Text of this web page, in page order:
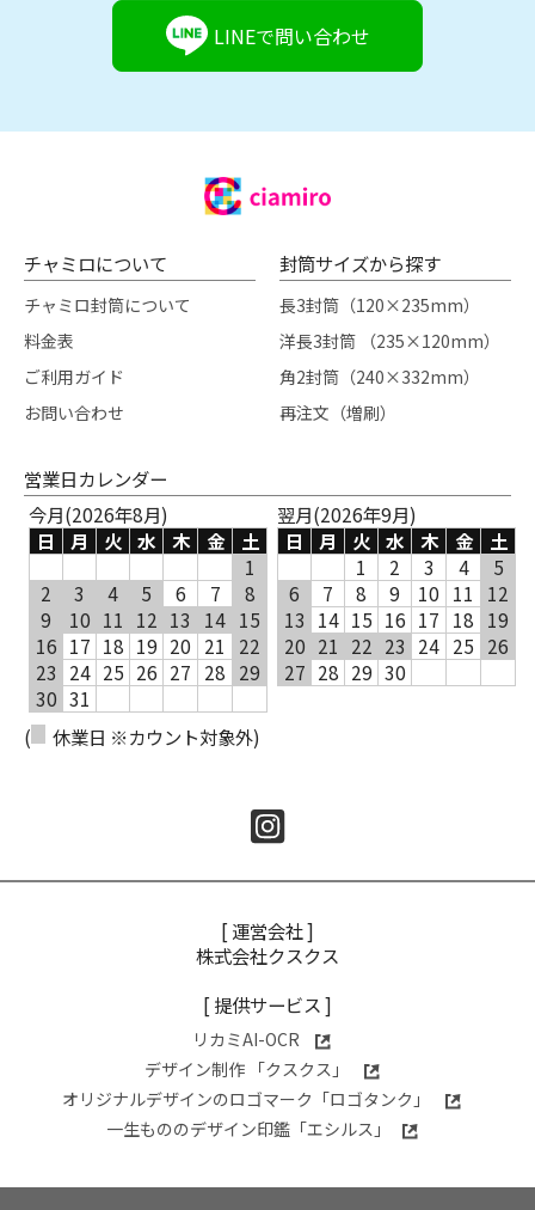
LINEで問い合わせ
チャミロについて
チャミロ封筒について
料金表
ご利用ガイド
お問い合わせ
封筒サイズから探す
長3封筒（120×235mm）
洋長3封筒 （235×120mm）
角2封筒（240×332mm）
再注文（増刷）
営業日カレンダー
今月(2026年8月)
日
月 火 水 木 金
土
1
2
3 4 5 6 7
8
9
10 11 12 13 14 15
16 17 18 19 20 21
22
23 24 25 26 27 28 29
30 31
翌月(2026年9月)
日
月 火 水 木 金
土
1
2 3 4
5
6
7 8 9 10 11
12
13 14 15 16 17 18 19
20 21 22 23 24 25 26
27 28 29 30
( 休業日 ※カウント対象外)
[ 運営会社 ]
株式会社クスクス
[ 提供サービス ]
リカミAI-OCR
デザイン制作 「クスクス」
オリジナルデザインのロゴマーク「ロゴタンク」
一生もののデザイン印鑑「エシルス」